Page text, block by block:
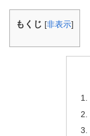
もくじ [非表示]